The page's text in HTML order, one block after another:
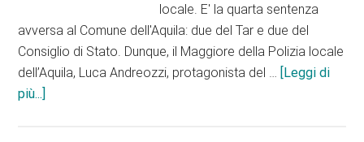
locale. E' la quarta sentenza
avversa al Comune dell'Aquila: due del Tar e due del
Consiglio di Stato. Dunque, il Maggiore della Polizia locale
dell’Aquila, Luca Andreozzi, protagonista del … [Leggi di
più...]